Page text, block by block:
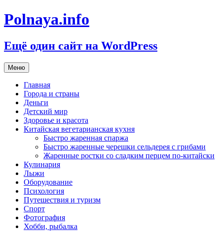
Polnaya.info
Ещё один сайт на WordPress
Меню Перейти
к
содержимому
Главная
Города и страны
Деньги
Детский мир
Здоровье и красота
Китайская вегетарианская кухня
Быстро жаренная спаржа
Быстро жаренные черешки сельдерея с грибами
Жаренные ростки со сладким перцем по-китайски
Кулинария
Лыжи
Оборудование
Психология
Путешествия и туризм
Спорт
Фотография
Хобби, рыбалка